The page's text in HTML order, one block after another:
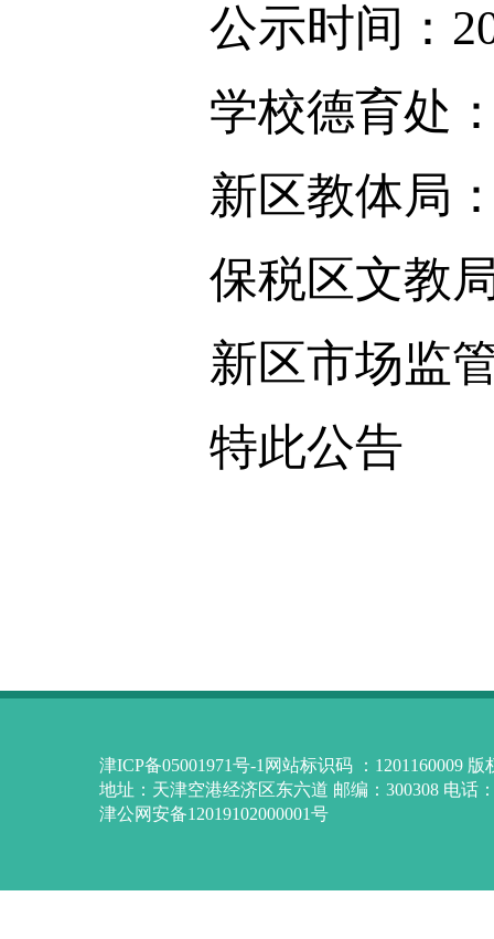
公示时间：
学校德育处：
新区教体局：
保税区文教局
新区市场监管
特此公告
津ICP备05001971号-1网站标识码 ：1201160009
地址：天津空港经济区东六道 邮编：300308 电话
津公网安备12019102000001号